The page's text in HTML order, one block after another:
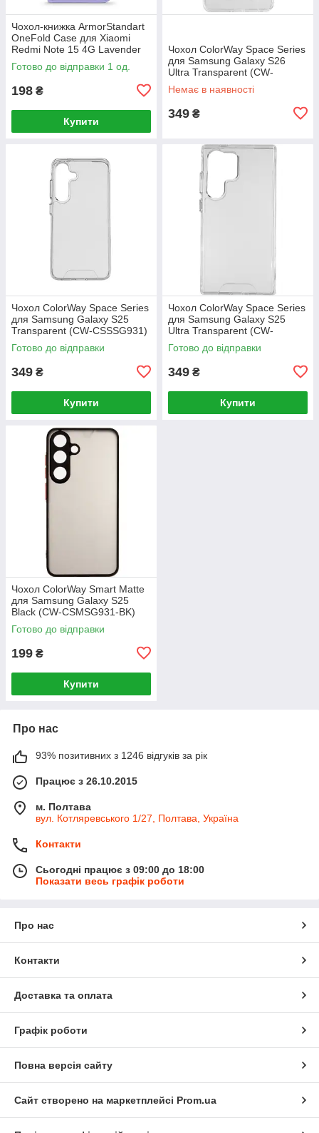
Чохол-книжка ArmorStandart
OneFold Case для Xiaomi
Redmi Note 15 4G Lavender
(ARM89983)
Готово до відправки 1 од.
198 ₴
Купити
Чохол ColorWay Space Series
для Samsung Galaxy S26
Ultra Transparent (CW-
CSSSG948)
Немає в наявності
349 ₴
Чохол ColorWay Space Series
для Samsung Galaxy S25
Transparent (CW-CSSSG931)
Готово до відправки
349 ₴
Купити
Чохол ColorWay Space Series
для Samsung Galaxy S25
Ultra Transparent (CW-
CSSSG938)
Готово до відправки
349 ₴
Купити
Чохол ColorWay Smart Matte
для Samsung Galaxy S25
Black (CW-CSMSG931-BK)
Готово до відправки
199 ₴
Купити
Про нас
93% позитивних з 1246 відгуків за рік
Працює з 26.10.2015
м. Полтава
вул. Котляревського 1/27, Полтава, Україна
Контакти
Сьогодні працює з 09:00 до 18:00
Показати весь графік роботи
Про нас
Контакти
Доставка та оплата
Графік роботи
Повна версія сайту
Сайт створено на маркетплейсі Prom.ua